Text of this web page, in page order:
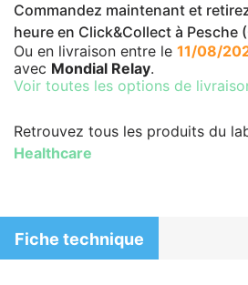
Commandez maintenant et
heure en Click&Collect à Pesche
Ou en livraison entre le 11/08/
avec Mondial Relay.
Voir toutes les options de
Retrouvez tous les produits du
Healthcare
Fiche technique